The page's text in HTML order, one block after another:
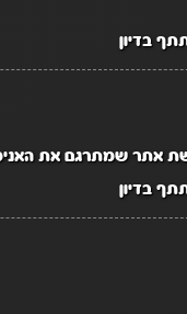
בדיון
אתר שמתרגם את
בדיון